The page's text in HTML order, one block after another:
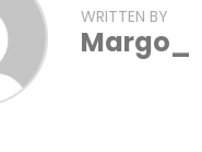
WRITTEN BY
Margo_